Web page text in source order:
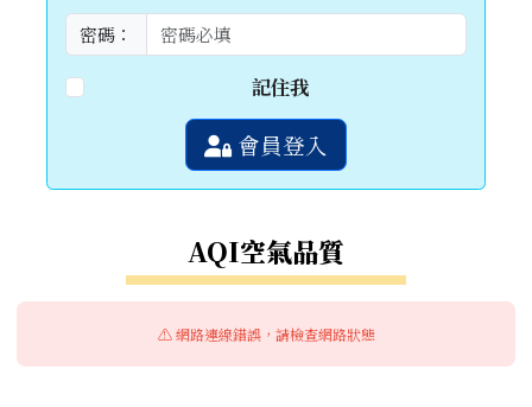
密碼：
記住我
會員登入
AQI空氣品質
⚠️ 網路連線錯誤，請檢查網路狀態